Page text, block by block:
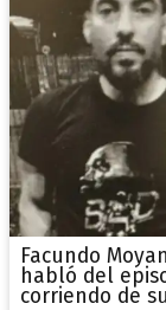
Facundo
habló del
corriendo de